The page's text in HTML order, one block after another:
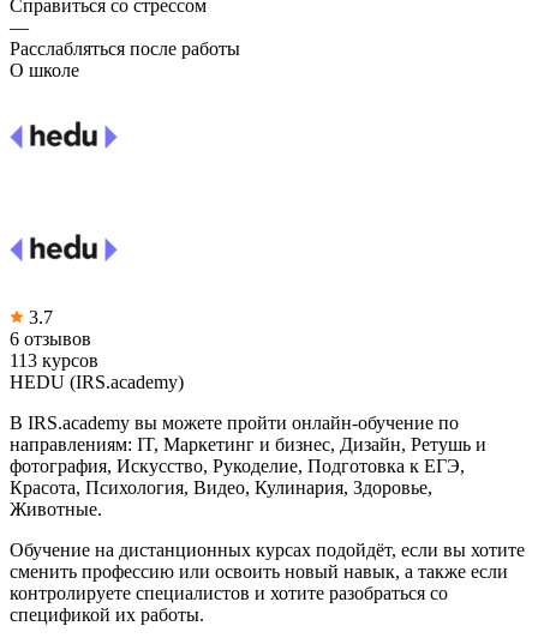
Справиться со стрессом
—
Расслабляться после работы
О школе
3.7
6 отзывов
113 курсов
HEDU (IRS.academy)
В IRS.academy вы можете пройти онлайн-обучение по
направлениям: IT, Маркетинг и бизнес, Дизайн, Ретушь и
фотография, Искусство, Рукоделие, Подготовка к ЕГЭ,
Красота, Психология, Видео, Кулинария, Здоровье,
Животные.
Обучение на дистанционных курсах подойдёт, если вы хотите
сменить профессию или освоить новый навык, а также если
контролируете специалистов и хотите разобраться со
спецификой их работы.